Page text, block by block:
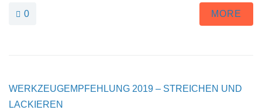
0 MORE
WERKZEUGEMPFEHLUNG 2019 – STREICHEN UND
LACKIEREN